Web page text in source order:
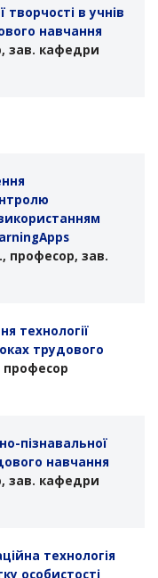
в учнів
навчання
зав. кафедри
професор, зав.
технології
трудового
професор
пізнавальної
навчання
зав. кафедри
технологія
особистості